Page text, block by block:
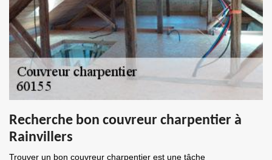
Recherche bon couvreur charpentier à
Rainvillers
Trouver un bon couvreur charpentier est une tâche